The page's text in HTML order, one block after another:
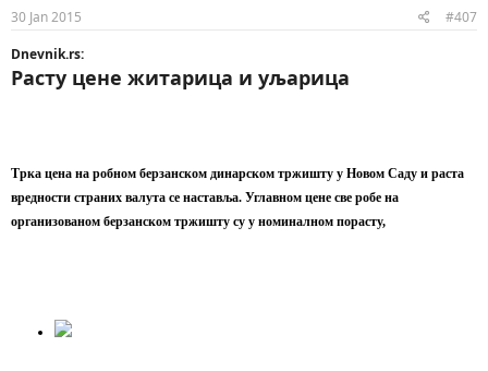
30 Jan 2015
#407
Dnevnik.rs:
Расту цене житарица и уљарица
Трка цена на робном берзанском динарском тржишту у Новом Саду и раста
вредности страних валута се наставља. Углавном цене све робе на
организованом берзанском тржишту су у номиналном порасту,